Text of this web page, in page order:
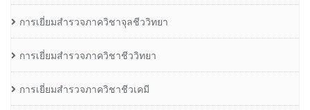
การเยี่ยมสำรวจภาควิชาจุลชีววิทยา
การเยี่ยมสำรวจภาควิชาชีววิทยา
การเยี่ยมสำรวจภาควิชาชีวเคมี